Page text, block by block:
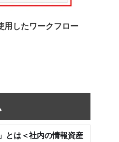
したワークフロー
とは＜社内の情報資産